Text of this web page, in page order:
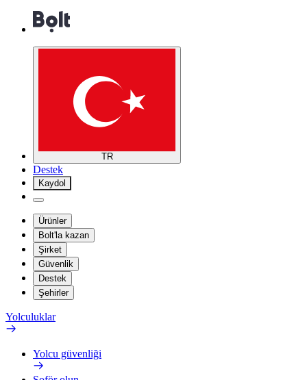
TR
Destek
Kaydol
Ürünler
Bolt'la kazan
Şirket
Güvenlik
Destek
Şehirler
Yolculuklar
Yolcu güvenliği